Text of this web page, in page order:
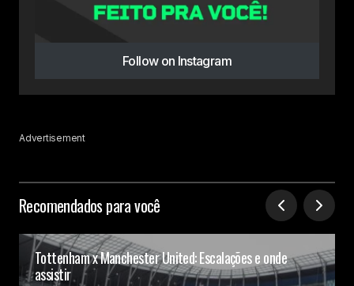
Follow on Instagram
Advertisement
Recomendados para você
Tottenham x Manchester United: Escalações e onde
assistir